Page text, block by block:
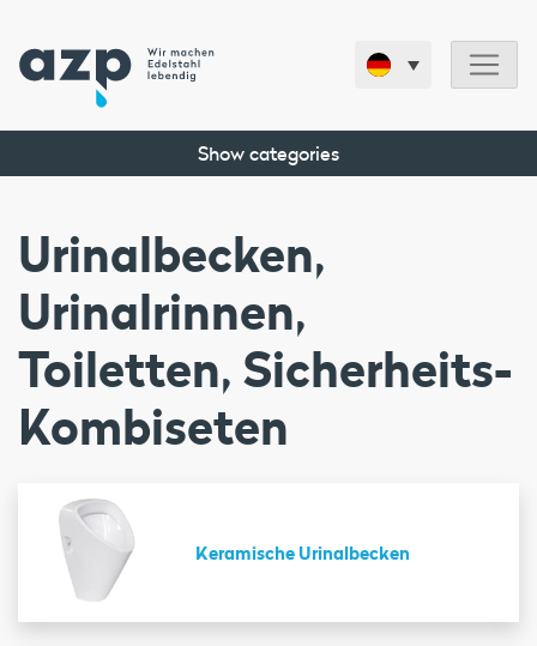
Show categories
Urinalbecken,
Urinalrinnen,
Toiletten, Sicherheits-
Kombiseten
Keramische Urinalbecken